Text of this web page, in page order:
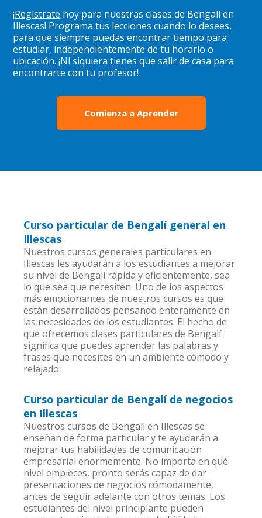
¡Regístrate hoy para nuestras clases de Bengalí en
Illescas! Programa tus lecciones cuando lo desees,
para que siempre puedas encontrar tiempo para
estudiar, independientemente de tu horario o
ubicación. ¡Ni siquiera tienes que salir de casa para
encontrarte con tu profesor!
Comienza a Aprender
Curso particular de Bengalí general en
Illescas
Nuestros cursos generales particulares en
Illescas les ayudarán a los estudiantes a mejorar
su nivel de Bengalí rápida y eficientemente, sea
lo que sea que necesiten. Uno de los aspectos
más emocionantes de nuestros cursos es que
están desarrollados pensando enteramente en
las necesidades de los estudiantes. El hecho de
que ofrecemos clases particulares de Bengalí
significa que puedes aprender las palabras y
frases que necesites en un ambiente cómodo y
relajado.
Curso particular de Bengalí de negocios
en Illescas
Nuestros cursos de Bengalí en Illescas se
enseñan de forma particular y te ayudarán a
mejorar tus habilidades de comunicación
empresarial enormemente. No importa en qué
nivel empieces, pronto serás capaz de dar
presentaciones de negocios cómodamente,
antes de seguir adelante con otros temas. Los
estudiantes del nivel principiante pueden